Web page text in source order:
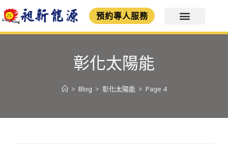
預約專人服務
彰化太陽能
> Blog > 彰化太陽能 > Page 4